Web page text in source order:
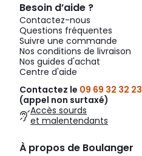
Besoin d’aide ?
Contactez-nous
Questions fréquentes
Suivre une commande
Nos conditions de livraison
Nos guides d'achat
Centre d'aide
Contactez le 09 69 32 32 23
(appel non surtaxé)
Accès sourds
et malentendants
À propos de Boulanger